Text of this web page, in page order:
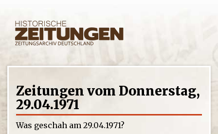
Zeitungen vom Donnerstag,
29.04.1971
Was geschah am 29.04.1971?